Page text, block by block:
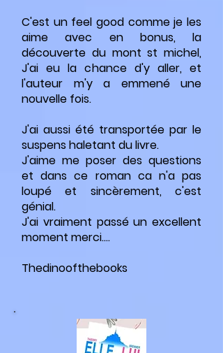
C'est un feel good comme je les
aime avec en bonus, la
découverte du mont st michel,
J'ai eu la chance d'y aller, et
l'auteur m'y a emmené une
nouvelle fois.
J'ai aussi été transportée par le
suspens haletant du livre.
J'aime me poser des questions
et dans ce roman ca n'a pas
loupé et sincèrement, c'est
génial.
J'ai vraiment passé un excellent
moment merci....
Thedinoofthebooks